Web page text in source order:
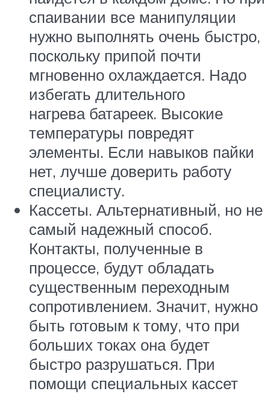
спаивании все манипуляции
нужно выполнять очень быстро,
поскольку припой почти
мгновенно охлаждается. Надо
избегать длительного
нагрева батареек. Высокие
температуры повредят
элементы. Если навыков пайки
нет, лучше доверить работу
специалисту.
Кассеты. Альтернативный, но не
самый надежный способ.
Контакты, полученные в
процессе, будут обладать
существенным переходным
сопротивлением. Значит, нужно
быть готовым к тому, что при
больших токах она будет
быстро разрушаться. При
помощи специальных кассет